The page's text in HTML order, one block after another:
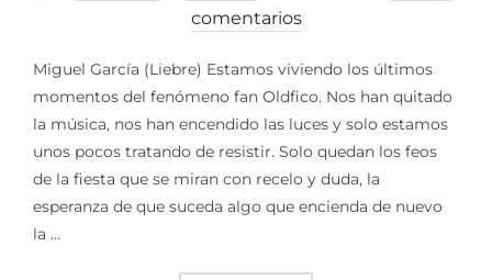
el
comentarios
Miguel García (Liebre) Estamos viviendo los últimos
momentos del fenómeno fan Oldfico. Nos han quitado
la música, nos han encendido las luces y solo estamos
unos pocos tratando de resistir. Solo quedan los feos
de la fiesta que se miran con recelo y duda, la
esperanza de que suceda algo que encienda de nuevo
la …